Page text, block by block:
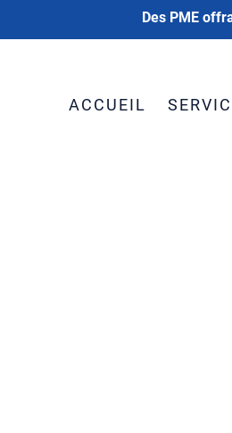
Des PME
ACCUEIL